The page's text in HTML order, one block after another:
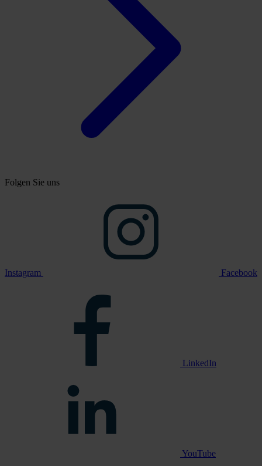
Folgen Sie uns
Instagram Facebook
LinkedIn
YouTube